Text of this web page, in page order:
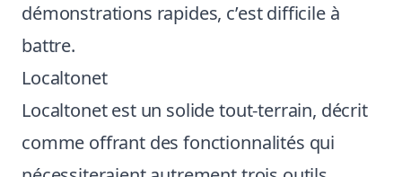
démonstrations rapides, c’est difficile à
battre.
Localtonet
Localtonet est un solide tout-terrain, décrit
comme offrant des fonctionnalités qui